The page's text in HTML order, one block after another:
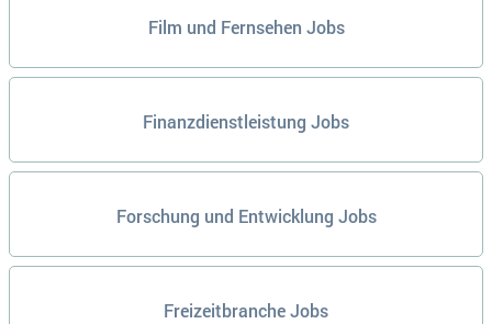
Film und Fernsehen Jobs
Finanzdienstleistung Jobs
Forschung und Entwicklung Jobs
Freizeitbranche Jobs